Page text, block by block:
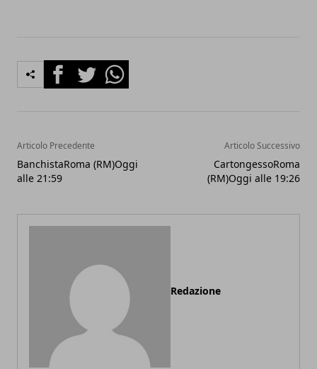
FacebookTwitterWhatsapp
Articolo Precedente
BanchistaRoma (RM)Oggi
alle 21:59
Articolo Successivo
CartongessoRoma
(RM)Oggi alle 19:26
Redazione